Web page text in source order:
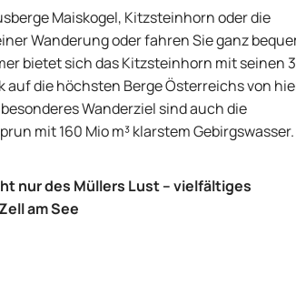
Maiskogel, Kitzsteinhorn oder die
Wanderung oder fahren Sie ganz
bietet sich das Kitzsteinhorn mit seinen
auf die höchsten Berge Österreichs von
Wanderziel sind auch die
mit 160 Mio m³ klarstem Gebirgswasser.
nur des Müllers Lust – vielfältiges
am See